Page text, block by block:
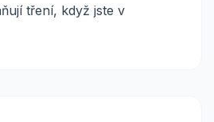
tření, když jste v